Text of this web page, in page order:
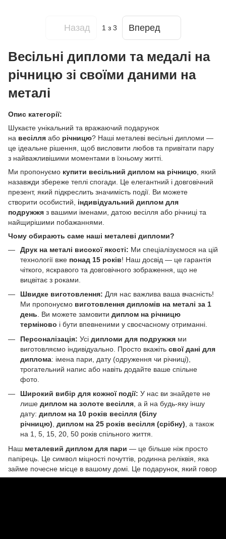
Назад 1 з 3 Вперед
Весільні дипломи та медалі на
річницю зі своїми даними на
металі
Опис категорії:
Шукаєте унікальний та вражаючий подарунок
на весілля або річницю? Наші металеві весільні дипломи —
це ідеальне рішення, щоб висловити любов та привітати пару
з найважливішими моментами в їхньому житті.
Ми пропонуємо купити весільний диплом на річницю , який
назавжди збереже теплі спогади. Це елегантний і довговічний
презент, який підкреслить значимість події. Ви можете
створити особистий, індивідуальний диплом для
подружжя з вашими іменами, датою весілля або річниці та
найщирішими побажаннями.
Чому обирають саме наші металеві дипломи?
Друк на металі високої якості: Ми спеціалізуємося на цій
технології вже понад 15 років! Наш досвід — це гарантія
чіткого, яскравого та довговічного зображення, що не
вицвітає з роками.
Швидке виготовлення: Для нас важлива ваша вчасність!
Ми пропонуємо виготовлення дипломів на металі за 1
день. Ви можете замовити диплом на річницю
терміново і бути впевненими у своєчасному отриманні.
Персоналізація: Усі дипломи для подружжя ми
виготовляємо індивідуально. Просто вкажіть свої дані для
диплома: імена пари, дату (одруження чи річниці),
трогательний напис або навіть додайте ваше спільне
фото.
Широкий вибір для кожної події: У нас ви знайдете не
лише диплом на золоте весілля , а й на будь-яку іншу
дату: диплом на 10 років весілля (білу
річницю) диплом на 25 років весілля (срібну) , а також
на 1, 5, 15, 20, 50 років спільного життя.
Наш металевий диплом для пари — це більше ніж просто
папірець. Це символ міцності почуттів, родинна реліквія, яка
займе почесне місце в вашому домі. Це подарунок, який говор